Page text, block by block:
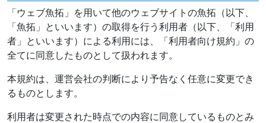
「ウェブ魚拓」を用いて他のウェブサイトの魚拓（以下、
「魚拓」といいます）の取得を行う利用者（以下、「利用
者」といいます）による利用には、「利用者向け規約」の
全てに同意したものとして扱われます。
本規約は、運営会社の判断により予告なく任意に変更でき
るものとします。
利用者は変更された時点での内容に同意しているものとみ